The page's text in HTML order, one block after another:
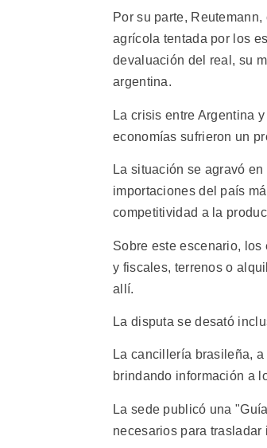
Por su parte,
agrícola tentada por los
devaluación del real, su
argentina.
La crisis entre Argentina
economías sufrieron un
La situación se agravó
importaciones del país
competitividad a la
Sobre este escenario,
y fiscales, terrenos o
allí.
La disputa se desató
La cancillería brasileña,
brindando información a
La sede publicó una
necesarios para